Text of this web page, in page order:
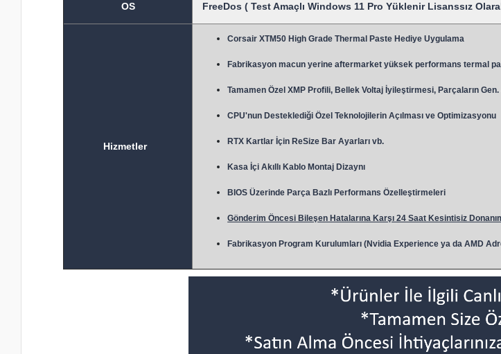
OS FreeDos ( Test Amaçlı Windows 11 Pro Yüklenir Lisanssız
Hizmetler
Corsair XTM50 High Grade Thermal Paste Hediye Uygulama
Fabrikasyon macun yerine aftermarket yüksek performans termal
Tamamen Özel XMP Profili, Bellek Voltaj İyileştirmesi, Parçaların Gen.
CPU'nun Desteklediği Özel Teknolojilerin Açılması ve Optimizasyonu
RTX Kartlar İçin ReSize Bar Ayarları vb.
Kasa İçi Akıllı Kablo Montaj Dizaynı
BIOS Üzerinde Parça Bazlı Performans Özelleştirmeleri
Gönderim Öncesi Bileşen Hatalarına Karşı 24 Saat Kesintisiz
Fabrikasyon Program Kurulumları (Nvidia Experience ya da AMD